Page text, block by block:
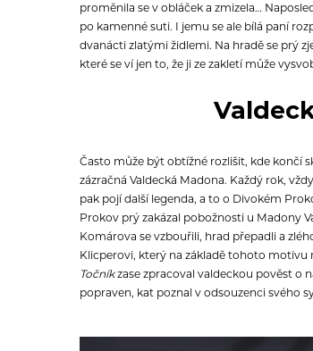
proměnila se v obláček a zmizela…
po kamenné suti. I jemu se ale bílá paní
dvanácti zlatými židlemi. Na hradě se prý
které se ví jen to, že ji ze zakletí může
Často může být obtížné rozlišit, kde končí
zázračná Valdecká Madona. Každý rok,
pak pojí další legenda, a to o Divokém
Prokov prý zakázal pobožnosti u Madony
Komárova se vzbouřili, hrad přepadli a
Klicperovi, který na základě tohoto motivu
Točníkzase zpracoval valdeckou pověst o
popraven, kat poznal v odsouzenci svého